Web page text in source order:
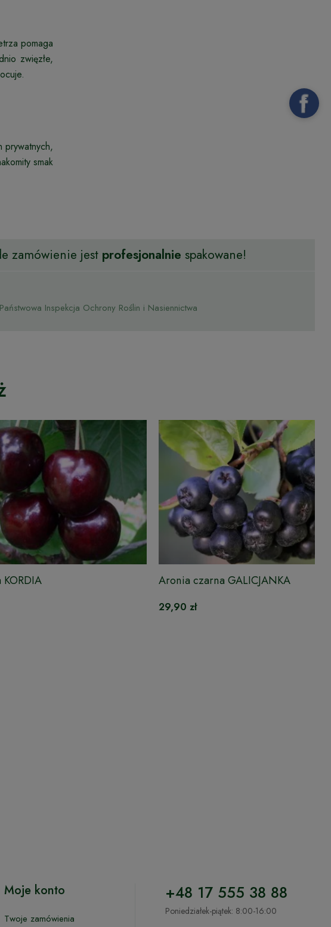
pomaga
zwięzłe,
prywatnych,
smak
zamówienie jest profesjonalnie spakowane!
Inspekcja Ochrony Roślin i Nasiennictwa
Aronia czarna GALICJANKA
29,90 zł
Moje konto
Twoje zamówienia
+48 17 555 38 88
Poniedziałek-piątek: 8:00-16:00